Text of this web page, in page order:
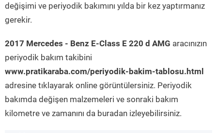
değişimi ve periyodik bakımını yılda bir kez yaptırmanız
gerekir.
2017 Mercedes - Benz E-Class E 220 d AMG aracınızın
periyodik bakım takibini
www.pratikaraba.com/periyodik-bakim-tablosu.html
adresine tıklayarak online görüntülersiniz. Periyodik
bakımda değişen malzemeleri ve sonraki bakım
kilometre ve zamanını da buradan izleyebilirsiniz.